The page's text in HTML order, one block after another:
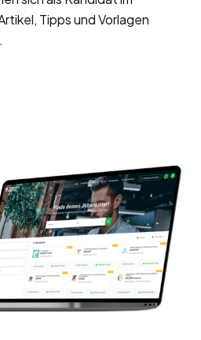
Tipps und Vorlagen